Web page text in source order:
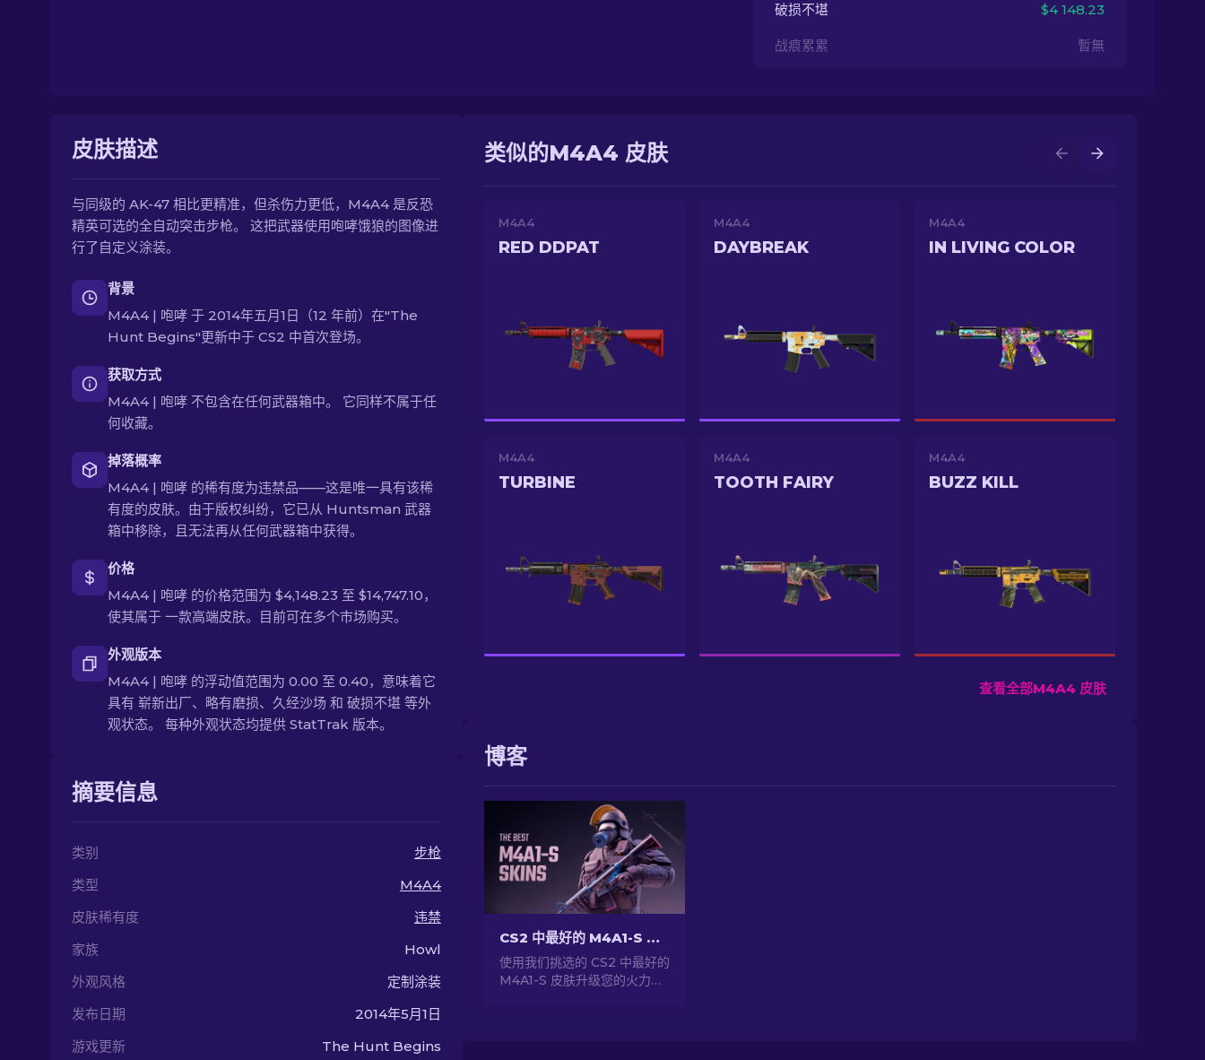
破损不堪 $4 148.23
战痕累累 暫無
皮肤描述
与同级的 AK-47 相比更精准，但杀伤力更低，M4A4 是反恐
精英可选的全自动突击步枪。 这把武器使用咆哮饿狼的图像进
行了自定义涂装。
背景
M4A4 | 咆哮 于 2014年五月1日（12 年前）在"The
Hunt Begins"更新中于 CS2 中首次登场。
获取方式
M4A4 | 咆哮 不包含在任何武器箱中。 它同样不属于任
何收藏。
掉落概率
M4A4 | 咆哮 的稀有度为违禁品——这是唯一具有该稀
有度的皮肤。由于版权纠纷，它已从 Huntsman 武器
箱中移除，且无法再从任何武器箱中获得。
价格
M4A4 | 咆哮 的价格范围为 $4,148.23 至 $14,747.10，
使其属于 一款高端皮肤。目前可在多个市场购买。
外观版本
M4A4 | 咆哮 的浮动值范围为 0.00 至 0.40，意味着它
具有 崭新出厂、略有磨损、久经沙场 和 破损不堪 等外
观状态。 每种外观状态均提供 StatTrak 版本。
摘要信息
类别
步枪
类型
M4A4
皮肤稀有度
违禁
家族
Howl
外观风格
定制涂装
发布日期
2014年5月1日
游戏更新
The Hunt Begins
类似的M4A4 皮肤
M4A4
RED DDPAT
M4A4
DAYBREAK
M4A4
IN LIVING COLOR
M4A4
TURBINE
M4A4
TOOTH FAIRY
M4A4
BUZZ KILL
查看全部M4A4 皮肤
博客
CS2 中最好的 M4A1-S 皮肤 [2026]
使用我们挑选的 CS2 中最好的
M4A1-S 皮肤升级您的火力。